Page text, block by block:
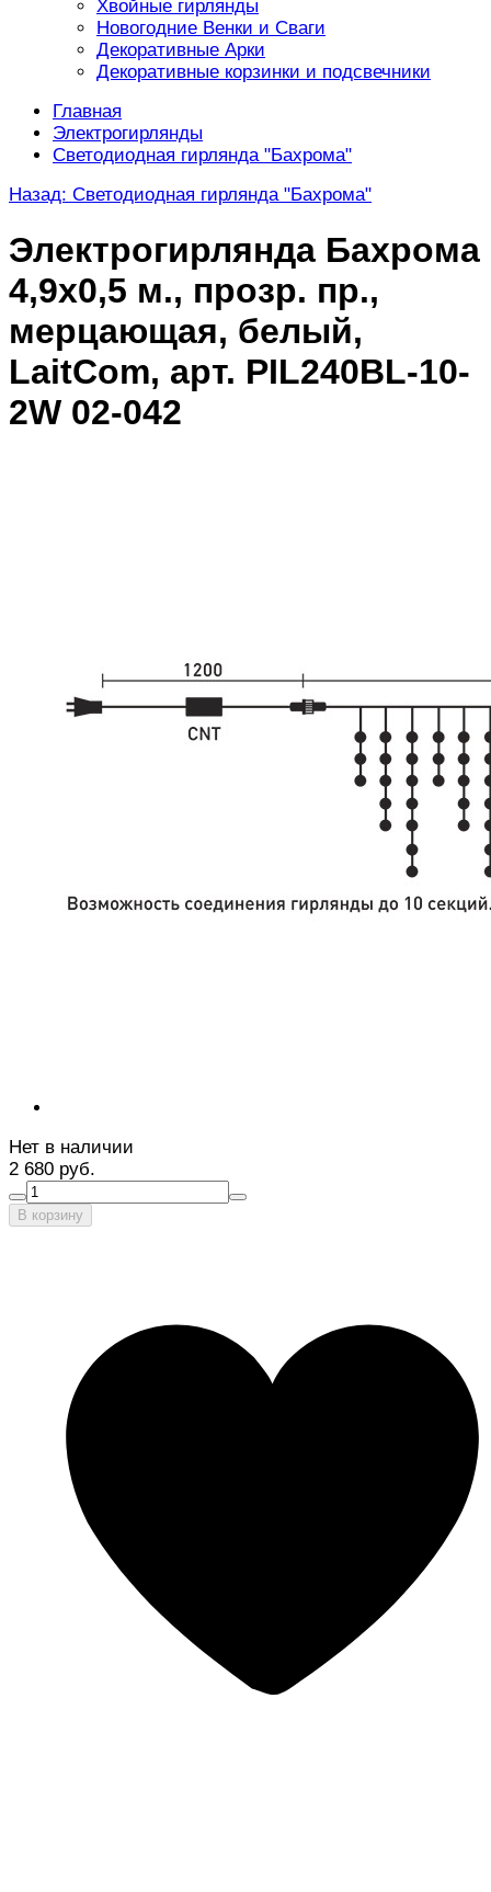
Хвойные гирлянды
Новогодние Венки и Сваги
Декоративные Арки
Декоративные корзинки и подсвечники
Главная
Электрогирлянды
Светодиодная гирлянда "Бахрома"
Назад: Светодиодная гирлянда "Бахрома"
Электрогирлянда Бахрома
4,9х0,5 м., прозр. пр.,
мерцающая, белый,
LaitCom, арт. PIL240BL-10-
2W 02-042
Нет в наличии
2 680 руб.
В корзину